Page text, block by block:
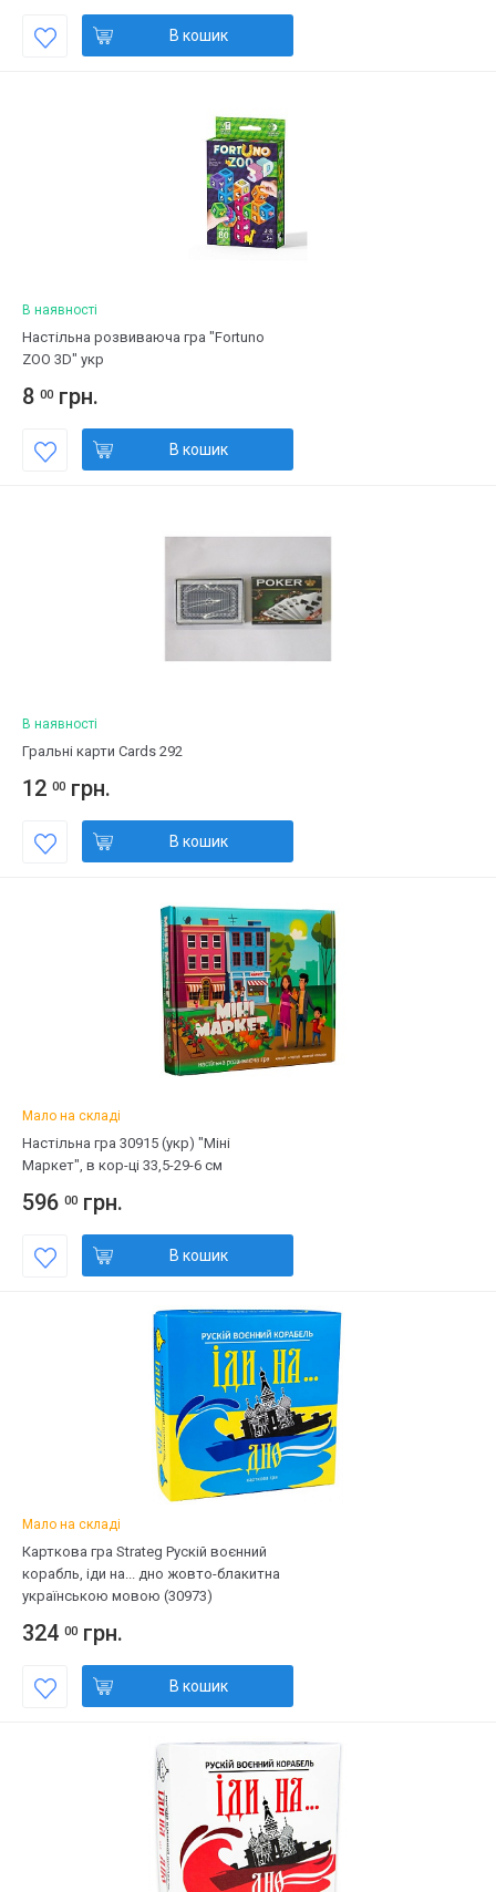
В кошик
В наявності
Настільна розвиваюча гра "Fortuno
ZOO 3D" укр
8 00 грн.
В кошик
В наявності
Гральні карти Сards 292
12 00 грн.
В кошик
Мало на складі
Настільна гра 30915 (укр) "Міні
Маркет", в кор-ці 33,5-29-6 см
596 00 грн.
В кошик
Мало на складі
Карткова гра Strateg Рускій воєнний
корабль, іди на... дно жовто-блакитна
українською мовою (30973)
324 00 грн.
В кошик